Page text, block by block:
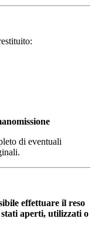
di eventuali
effettuare il reso
aperti, utilizzati o